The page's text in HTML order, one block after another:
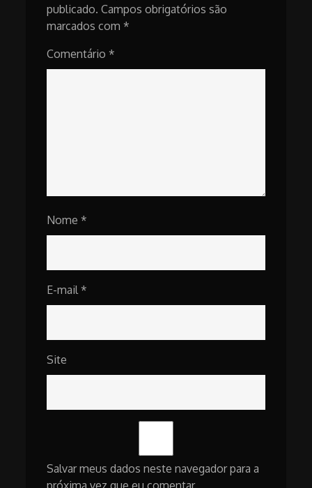
publicado. Campos obrigatórios são
marcados com *
Comentário *
Nome *
E-mail *
Site
Salvar meus dados neste navegador para a
próxima vez que eu comentar.